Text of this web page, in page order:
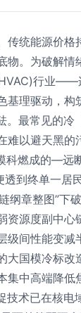
统能源价
。为破解
行业
理驱动，
最常见的
以避天黑
燃成的—远
到终单一
章整图”下
源度副中
间性能变
国模冷标
中高端降
术已在核